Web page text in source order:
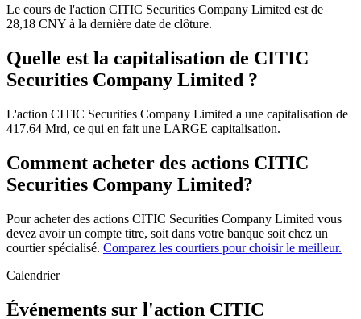
Le cours de l'action CITIC Securities Company Limited est de
28,18 CNY à la dernière date de clôture.
Quelle est la capitalisation de CITIC
Securities Company Limited ?
L'action CITIC Securities Company Limited a une capitalisation de
417.64 Mrd, ce qui en fait une LARGE capitalisation.
Comment acheter des actions CITIC
Securities Company Limited?
Pour acheter des actions CITIC Securities Company Limited vous
devez avoir un compte titre, soit dans votre banque soit chez un
courtier spécialisé. Comparez les courtiers pour choisir le meilleur.
Calendrier
Événements sur l'action CITIC